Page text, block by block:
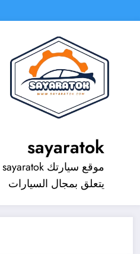
sayaratok
يتعلق بمجال السيارات